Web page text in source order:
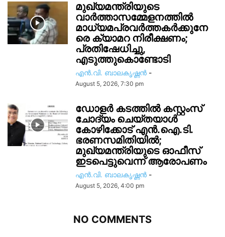
മുഖ്യമന്ത്രിയുടെ
വാർത്താസമ്മേളനത്തിൽ
മാധ്യമപ്രവർത്തകർക്കുനേ
രെ ക്യാമറ നിരീക്ഷണം;
പ്രതിഷേധിച്ചു,
എടുത്തുകൊണ്ടോടി
എൻ.വി. ബാലകൃഷ്ണൻ -
August 5, 2026, 7:30 pm
ഡോളർ കടത്തിൽ കസ്റ്റംസ്
ചോദ്യം ചെയ്തയാൾ
കോഴിക്കോട് എൻ.ഐ.ടി.
ഭരണസമിതിയിൽ;
മുഖ്യമന്ത്രിയുടെ ഓഫീസ്
ഇടപെട്ടുവെന്ന് ആരോപണം
എൻ.വി. ബാലകൃഷ്ണൻ -
August 5, 2026, 4:00 pm
NO COMMENTS